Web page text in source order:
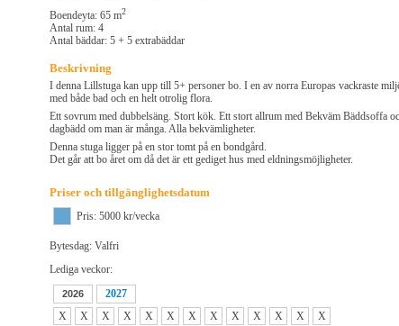
Boendeyta: 65 m2
Antal rum: 4
Antal bäddar: 5 + 5 extrabäddar
Beskrivning
I denna Lillstuga kan upp till 5+ personer bo. I en av norra Europas vackraste
med både bad och en helt otrolig flora.
Ett sovrum med dubbelsäng. Stort kök. Ett stort allrum med Bekväm Bäddsoffa
dagbädd om man är många. Alla bekvämligheter.
Denna stuga ligger på en stor tomt på en bondgård.
Det går att bo året om då det är ett gediget hus med eldningsmöjligheter.
Priser och tillgänglighetsdatum
Pris: 5000 kr/vecka
Bytesdag: Valfri
Lediga veckor:
2026
2027
X
X X X X X X X X X X X
X